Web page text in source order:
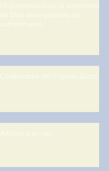
Un propósito bajo la supervisión
de Dios tiene garantía de
cumplimiento.
Colaborador del Espíritu Santo.
Adictos a su voz.